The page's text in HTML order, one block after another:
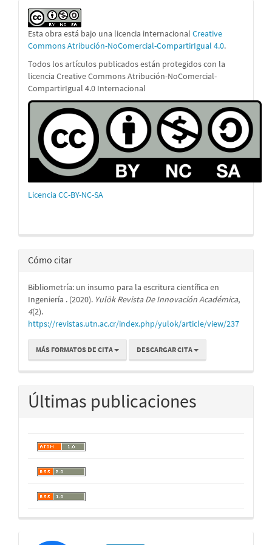
Esta obra está bajo una licencia internacional Creative
Commons Atribución-NoComercial-CompartirIgual 4.0.
Todos los artículos publicados están protegidos con la
licencia Creative Commons Atribución-NoComercial-
CompartirIgual 4.0 Internacional
Licencia CC-BY-NC-SA
Cómo citar
Bibliometría: un insumo para la escritura científica en
Ingeniería . (2020). Yulök Revista De Innovación Académica,
4(2).
https://revistas.utn.ac.cr/index.php/yulok/article/view/237
MÁS FORMATOS DE CITA DESCARGAR CITA
Últimas publicaciones